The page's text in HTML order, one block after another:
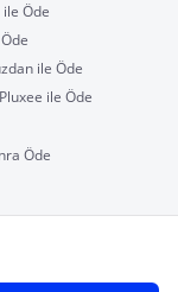
Öde
ile Öde
ile Öde
Öde